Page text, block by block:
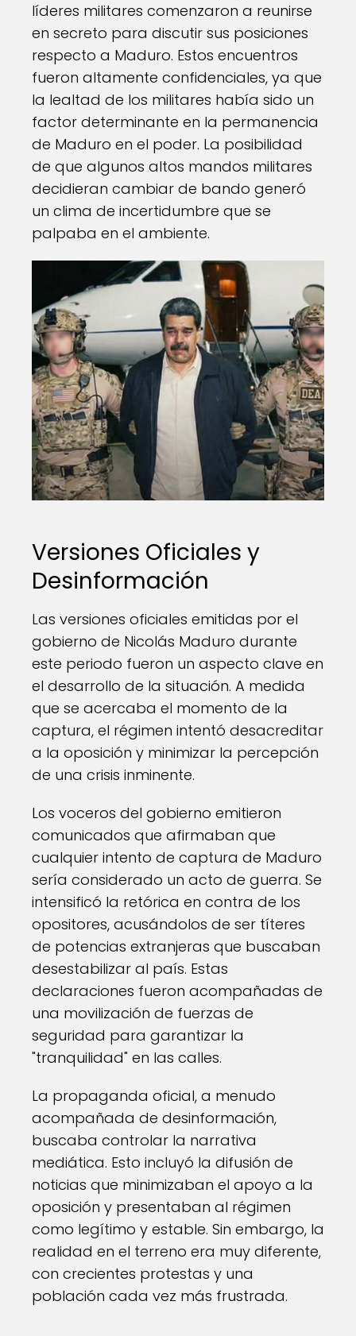
líderes militares comenzaron a reunirse
en secreto para discutir sus posiciones
respecto a Maduro. Estos encuentros
fueron altamente confidenciales, ya que
la lealtad de los militares había sido un
factor determinante en la permanencia
de Maduro en el poder. La posibilidad
de que algunos altos mandos militares
decidieran cambiar de bando generó
un clima de incertidumbre que se
palpaba en el ambiente.
Versiones Oficiales y
Desinformación
Las versiones oficiales emitidas por el
gobierno de Nicolás Maduro durante
este periodo fueron un aspecto clave en
el desarrollo de la situación. A medida
que se acercaba el momento de la
captura, el régimen intentó desacreditar
a la oposición y minimizar la percepción
de una crisis inminente.
Los voceros del gobierno emitieron
comunicados que afirmaban que
cualquier intento de captura de Maduro
sería considerado un acto de guerra. Se
intensificó la retórica en contra de los
opositores, acusándolos de ser títeres
de potencias extranjeras que buscaban
desestabilizar al país. Estas
declaraciones fueron acompañadas de
una movilización de fuerzas de
seguridad para garantizar la
"tranquilidad" en las calles.
La propaganda oficial, a menudo
acompañada de desinformación,
buscaba controlar la narrativa
mediática. Esto incluyó la difusión de
noticias que minimizaban el apoyo a la
oposición y presentaban al régimen
como legítimo y estable. Sin embargo, la
realidad en el terreno era muy diferente,
con crecientes protestas y una
población cada vez más frustrada.